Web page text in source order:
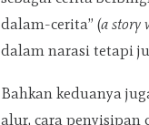
dalam-cerita” (a story
dalam narasi tetapi
Bahkan keduanya
alur, cara penyisipan